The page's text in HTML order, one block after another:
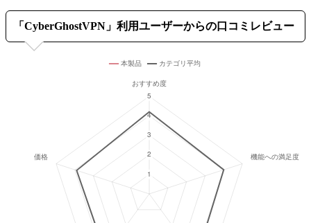
「 CyberGhostVPN 」利用ユーザーからの口コミレビュー